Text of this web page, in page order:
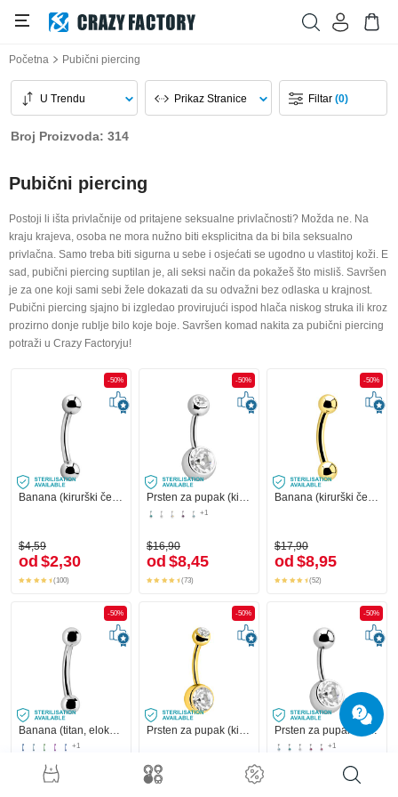
Početna Pubični piercing
U Trendu Prikaz Stranice Filtar(0)
Broj Proizvoda: 314
Pubični piercing
Postoji li išta privlačnije od pritajene seksualne privlačnosti? Možda ne. Na
kraju krajeva, osoba ne mora nužno biti eksplicitna da bi bila seksualno
privlačna. Samo treba biti sigurna u sebe i osjećati se ugodno u vlastitoj koži. E
sad, pubični piercing suptilan je, ali seksi način da pokažeš što misliš. Savršen
je za one koji sami sebi žele dokazati da su odvažni bez odlaska u krajnost.
Pubični piercing sjajno bi izgledao provirujući ispod hlača niskog struka ili kroz
prozirno donje rublje bilo koje boje. Savršen komad nakita za pubični piercing
potraži u Crazy Factoryju!
-50%
Banana (kirurški čelik, srebrna, sjajna završna obrada) s kuglama
$4,59
od $2,30
(100)
-50%
Prsten za pupak (kirurški čelik, srebrna, sjajna završna obrada) s kuglama i kristalnim kamenjem
+1
$16,90
od $8,45
(73)
-50%
Banana (kirurški čelik, zlatna, sjajna završna obrada)
$17,90
od $8,95
(52)
-50%
+1
$12,90
-50%
$15,90
-50%
Prsten za pupak (kirurški čelik, srebrna, sjajna završna obrada) s kristalnim kamenom
+1